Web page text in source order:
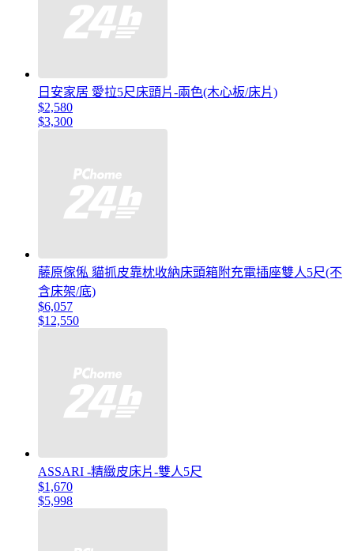
日安家居 愛拉5尺床頭片-兩色(木心板/床片)
$2,580
$3,300
藤原傢俬 貓抓皮靠枕收納床頭箱附充電插座雙人5尺(不
含床架/底)
$6,057
$12,550
ASSARI -精緻皮床片-雙人5尺
$1,670
$5,998